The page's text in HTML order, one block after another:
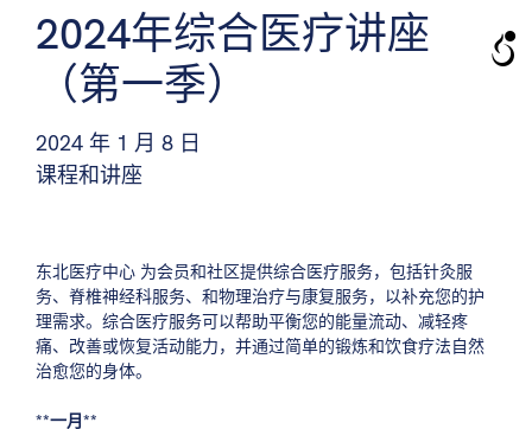
2024年综合医疗讲座
（第一季）
2024 年 1 月 8 日
课程和讲座
东北医疗中心 为会员和社区提供综合医疗服务，包括针灸服
务、脊椎神经科服务、和物理治疗与康复服务，以补充您的护
理需求。综合医疗服务可以帮助平衡您的能量流动、减轻疼
痛、改善或恢复活动能力，并通过简单的锻炼和饮食疗法自然
治愈您的身体。
**一月**